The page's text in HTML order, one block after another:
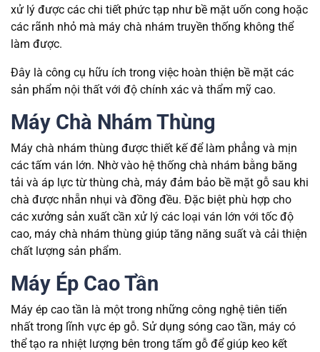
xử lý được các chi tiết phức tạp như bề mặt uốn cong hoặc
các rãnh nhỏ mà máy chà nhám truyền thống không thể
làm được.
Đây là công cụ hữu ích trong việc hoàn thiện bề mặt các
sản phẩm nội thất với độ chính xác và thẩm mỹ cao.
Máy Chà Nhám Thùng
Máy chà nhám thùng được thiết kế để làm phẳng và mịn
các tấm ván lớn. Nhờ vào hệ thống chà nhám bằng băng
tải và áp lực từ thùng chà, máy đảm bảo bề mặt gỗ sau khi
chà được nhẵn nhụi và đồng đều. Đặc biệt phù hợp cho
các xưởng sản xuất cần xử lý các loại ván lớn với tốc độ
cao, máy chà nhám thùng giúp tăng năng suất và cải thiện
chất lượng sản phẩm.
Máy Ép Cao Tần
Máy ép cao tần là một trong những công nghệ tiên tiến
nhất trong lĩnh vực ép gỗ. Sử dụng sóng cao tần, máy có
thể tạo ra nhiệt lượng bên trong tấm gỗ để giúp keo kết